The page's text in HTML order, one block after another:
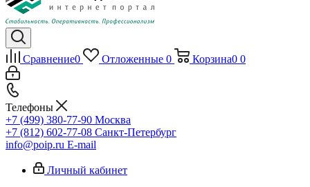
Сравнение0 Отложенные 0 Корзина0 0
Телефоны
+7 (499) 380-77-90 Москва
+7 (812) 602-77-08 Санкт-Петербург
info@poip.ru E-mail
Личный кабинет